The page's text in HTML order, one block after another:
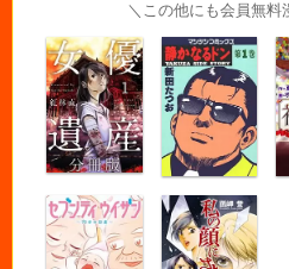
＼この他にも会員無料